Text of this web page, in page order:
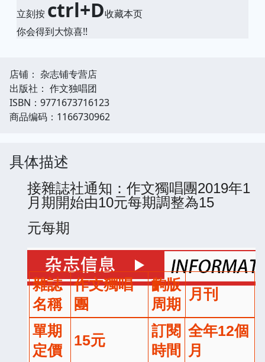
立刻按 ctrl+D收藏本页
你会得到大惊喜!!
店铺： 杂志铺专营店
出版社： 作文独唱团
ISBN：9771673716123
商品编码：1166730962
具体描述
接雜誌社通知：作文獨唱團2019年1
月期開始由10元每期調整為15
元每期
雜誌
名稱
作文獨唱
團
齣版
周期
月刊
單期
定價
15元
訂閱
時間
全年12個
月